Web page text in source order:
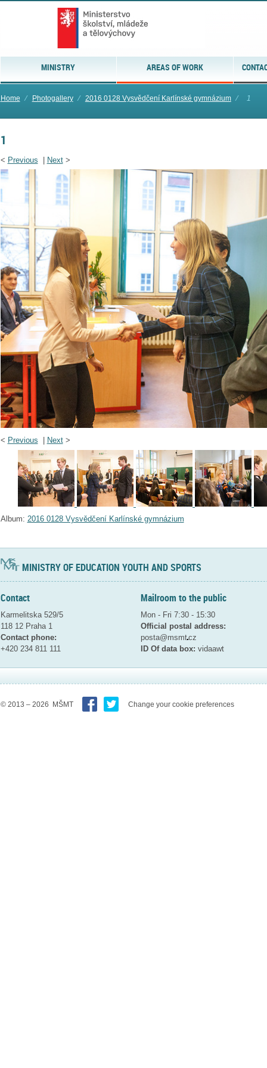
MINISTRY AREAS OF WORK
Home ⁄ Photogallery ⁄ 2016 0128 Vysvědčení Karlínské gymnázium ⁄ 1
1
< Previous Next>
< Previous Next>
Album: 2016 0128 Vysvědčení Karlínské gymnázium
MINISTRY OF EDUCATION YOUTH AND SPORTS
Contact
Karmelitska 529/5
118 12 Praha 1
Contact phone:
+420 234 811 111
Mailroom to the public
Mon - Fri 7:30 - 15:30
Official postal address:
posta@msmtcz
ID Of data box: vidaawt
© 2013 – 2026 MŠMT Change your cookie preferences